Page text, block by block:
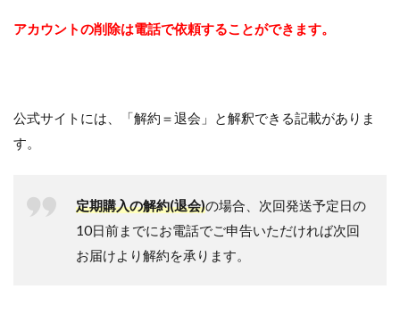
アカウントの削除は電話で依頼することができます。
公式サイトには、「解約＝退会」と解釈できる記載がありま
す。
定期購入の解約(退会)の場合、次回発送予定日の
10日前までにお電話でご申告いただければ次回
お届けより解約を承ります。